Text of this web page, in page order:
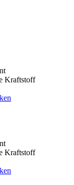
Kraftstoff
Kraftstoff